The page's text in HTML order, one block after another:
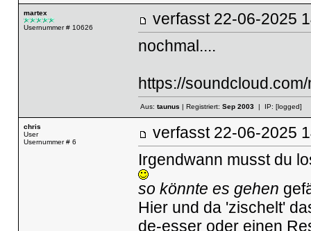
martex
Usernummer # 10626
verfasst 22-06-
nochmal....
https://
Aus: taunus | Registriert: Sep 2003| IP: [logged]
chris
User
Usernummer # 6
verfasst 22-06-
Irgendwann musst du
so könnte es gehen
Hier und da 'zischelt'
de-esser oder einen